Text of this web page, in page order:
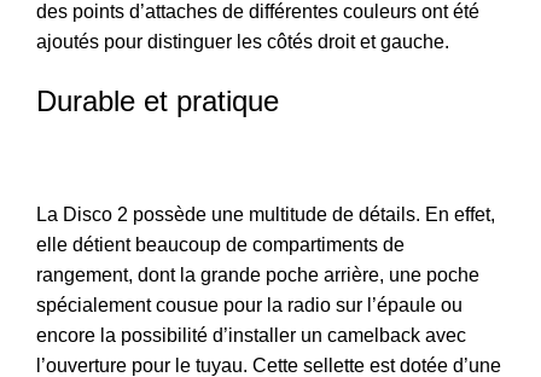
des points d’attaches de différentes couleurs ont été
ajoutés pour distinguer les côtés droit et gauche.
Durable et pratique
La Disco 2 possède une multitude de détails. En effet,
elle détient beaucoup de compartiments de
rangement, dont la grande poche arrière, une poche
spécialement cousue pour la radio sur l’épaule ou
encore la possibilité d’installer un camelback avec
l’ouverture pour le tuyau. Cette sellette est dotée d’une